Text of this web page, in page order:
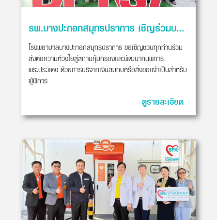
รพ.บางปะกอกสมุทรปราการ เชิญร่วมบริจาคสิ่งของเพื่อผู้พิการ
โรงพยาบาลบางปะกอกสมุทรปราการ ขอเชิญชวนทุกท่านร่วม
ส่งต่อความห่วงใยสู่สถานคุ้มครองและพัฒนาคนพิการ
พระประแดง ด้วยการบริจาคเงินสมทบหรือสิ่งของจำเป็นสำหรับ
ผู้พิการ
ดูรายละเอียด